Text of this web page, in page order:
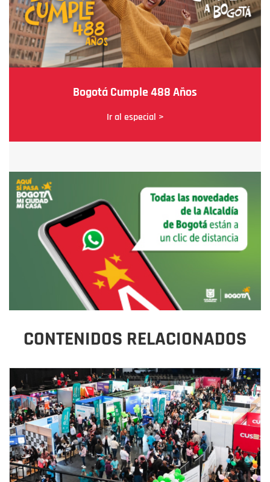
Bogotá Cumple 488 Años
Ir al especial >
CONTENIDOS RELACIONADOS